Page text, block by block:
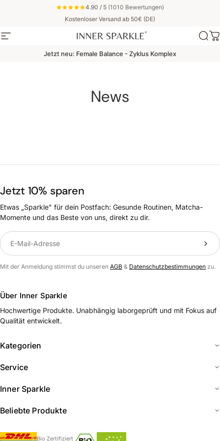
Direkt zum Inhalt 4.90 / 5 (1010 Bewertungen)
Kostenloser Versand ab 50€ (DE)
Seitennavigation Inner Sparkle
Jetzt neu: Female Balance - Zyklus Komplex
News
Jetzt 10% sparen
Etwas „Sparkle" für dein Postfach: Gesunde Routinen, Matcha-
Momente und das Beste von uns, direkt zu dir.
Translation missing: de.newsletter.label
Mit der Anmeldung stimmst du unseren AGB & Datenschutzbestimmungen zu.
Über Inner Sparkle
Hochwertige Produkte. Unabhängig laborgeprüft und mit Fokus auf
Qualität entwickelt.
Kategorien
Service
Inner Sparkle
Beliebte Produkte
Bio Zertifiziert